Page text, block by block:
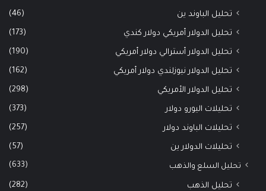
تحليل الباوند ين (46)
تحليل الدولار أمريكي دولار كندي (173)
تحليل الدولار أسترالي دولار أمريكي (190)
تحليل الدولار نيوزلندي دولار أمريكي (162)
تحليل الدولار الأمريكي (298)
تحليلات اليورو دولار (373)
تحليلات الباوند دولار (257)
تحليلات الدولار ين (57)
تحليل السلع والذهب (633)
تحليل الذهب (282)